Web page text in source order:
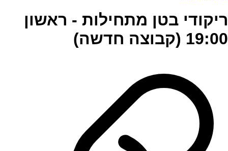
ריקודי בטן מתחילות - ראשון
19:00 (קבוצה חדשה)